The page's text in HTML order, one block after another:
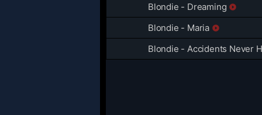
Blondie - Dreaming 
Blondie - Maria 
Blondie - Accidents Never